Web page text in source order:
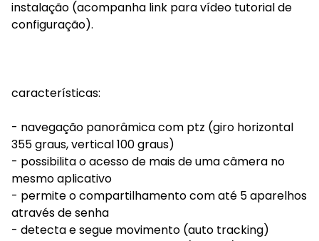
instalação (acompanha link para vídeo tutorial de
configuração).
características:
- navegação panorâmica com ptz (giro horizontal
355 graus, vertical 100 graus)
- possibilita o acesso de mais de uma câmera no
mesmo aplicativo
- permite o compartilhamento com até 5 aparelhos
através de senha
- detecta e segue movimento (auto tracking)